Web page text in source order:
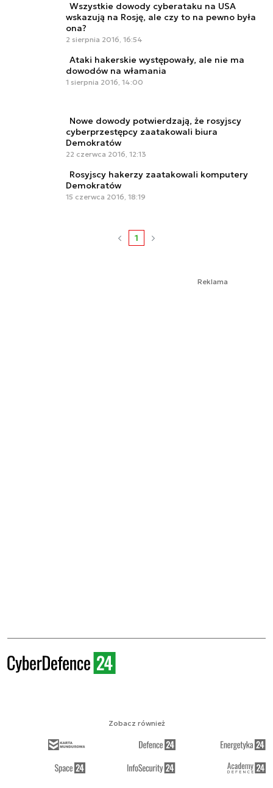
Wszystkie dowody cyberataku na USA
wskazują na Rosję, ale czy to na pewno była
ona?
2 sierpnia 2016, 16:54
Ataki hakerskie występowały, ale nie ma
dowodów na włamania
1 sierpnia 2016, 14:00
Nowe dowody potwierdzają, że rosyjscy
cyberprzestępcy zaatakowali biura
Demokratów
22 czerwca 2016, 12:13
Rosyjscy hakerzy zaatakowali komputery
Demokratów
15 czerwca 2016, 18:19
1
Reklama
Zobacz również